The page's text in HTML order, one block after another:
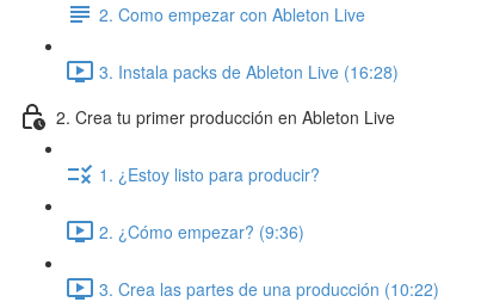
2. Como empezar con Ableton Live
3. Instala packs de Ableton Live (16:28)
2. Crea tu primer producción en Ableton Live
1. ¿Estoy listo para producir?
2. ¿Cómo empezar? (9:36)
3. Crea las partes de una producción (10:22)